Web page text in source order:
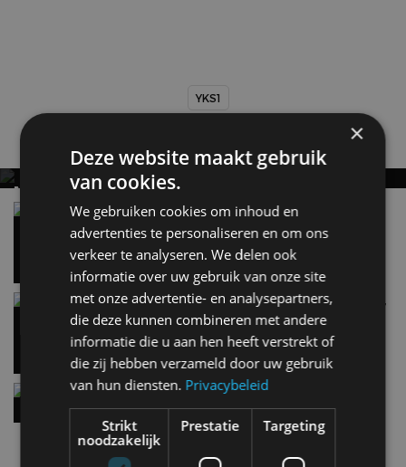
YKS1
MET KORTING NAAR EV EXPERIENCE 2026?
AUTORAI REGELT HET!
EV Experience 2026 van 24 tot 26 september
Vergelijking: BMW iX3 vs Volvo EX60 – Welke
moet je hebben?
28 mei
Carbon fibre op je laadkabel: nergens voor nodig,
en precies daarom geweldig
5 aug
Hennessey Blackbird krijgt atmosferische V8 en
handbak: soms is eenvoud leuker
5 aug
×
Deze website maakt gebruik
van cookies.
We gebruiken cookies om inhoud en
advertenties te personaliseren en om ons
verkeer te analyseren. We delen ook
informatie over uw gebruik van onze site
met onze advertentie- en analysepartners,
die deze kunnen combineren met andere
informatie die u aan hen heeft verstrekt of
die zij hebben verzameld door uw gebruik
van hun diensten. Privacybeleid
Strikt
noodzakelijk
Prestatie Targeting